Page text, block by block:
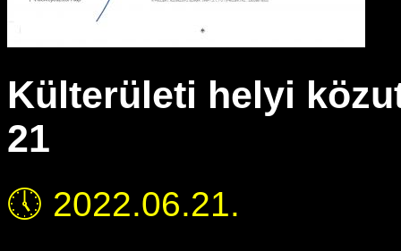
Külterületi helyi
21
🕔 2022.06.21.